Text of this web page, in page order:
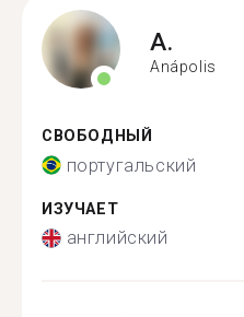
A.
Anápolis
СВОБОДНЫЙ
португальский
ИЗУЧАЕТ
английский